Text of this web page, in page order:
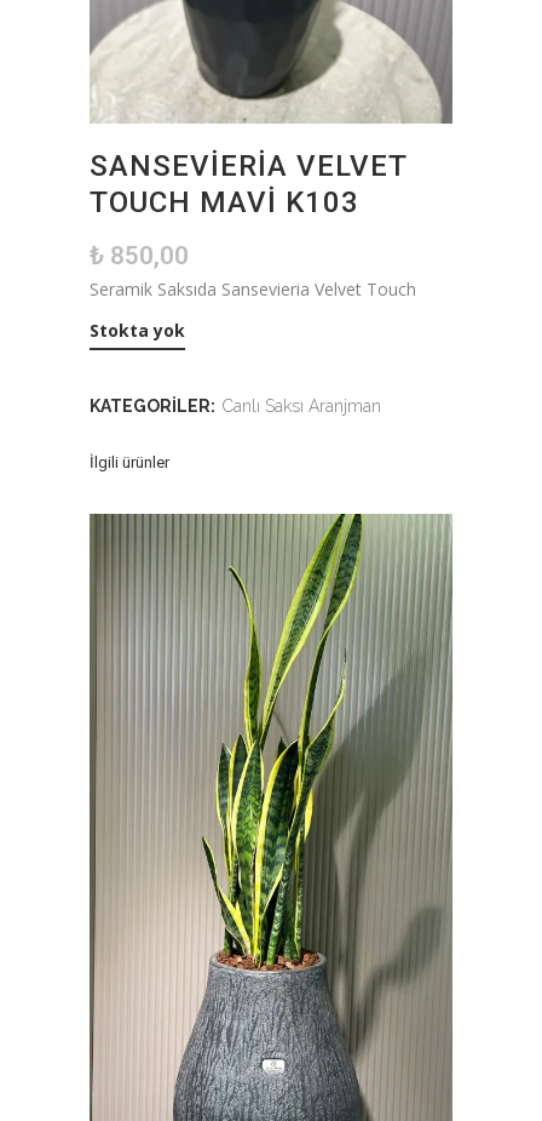
SANSEVIERIA VELVET
TOUCH MAVI K103
₺ 850,00
Seramik Saksıda Sansevieria Velvet Touch
Stokta yok
KATEGORILER: Canlı Saksı Aranjman
İlgili ürünler